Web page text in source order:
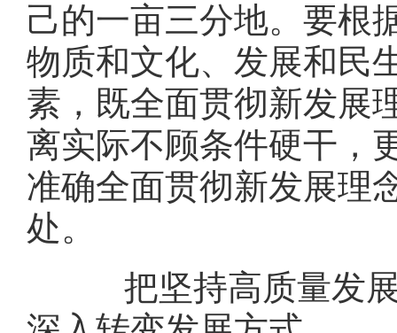
己的一亩三分地。要根
物质和文化、发展和民
素，既全面贯彻新发展
离实际不顾条件硬干，
准确全面贯彻新发展理
处。
把坚持高质量发展